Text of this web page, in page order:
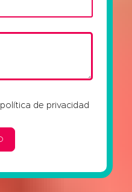
política de privacidad